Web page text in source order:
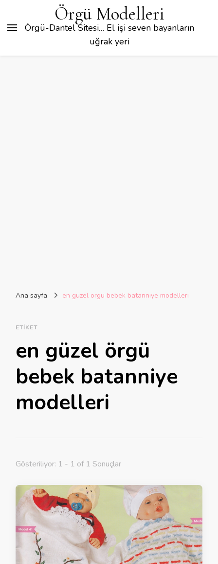
Örgü Modelleri
Örgü-Dantel Sitesi… El işi seven bayanların
uğrak yeri
Ana sayfa en güzel örgü bebek batanniye modelleri
ETIKET
en güzel örgü
bebek batanniye
modelleri
Gösteriliyor: 1 - 1 of 1 Sonuçlar